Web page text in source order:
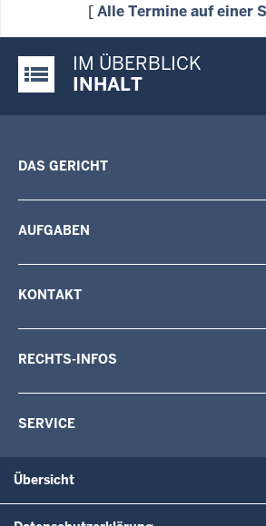
[Alle Termine auf einer
Justiz-Portal im Überblick:
IM ÜBERBLICK
INHALT
DAS GERICHT
AUFGABEN
KONTAKT
RECHTS-INFOS
SERVICE
Übersicht